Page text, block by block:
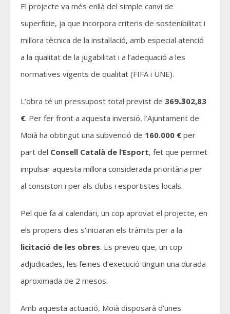
El projecte va més enllà del simple canvi de
superfície, ja que incorpora criteris de sostenibilitat i
millora tècnica de la instal·lació, amb especial atenció
a la qualitat de la jugabilitat i a l’adequació a les
normatives vigents de qualitat (FIFA i UNE).
L’obra té un pressupost total previst de 369.302,83
€. Per fer front a aquesta inversió, l’Ajuntament de
Moià ha obtingut una subvenció de 160.000 € per
part del Consell Català de l’Esport, fet que permet
impulsar aquesta millora considerada prioritària per
al consistori i per als clubs i esportistes locals.
Pel que fa al calendari, un cop aprovat el projecte, en
els propers dies s’iniciaran els tràmits per a la
licitació de les obres. Es preveu que, un cop
adjudicades, les feines d’execució tinguin una durada
aproximada de 2 mesos.
Amb aquesta actuació, Moià disposarà d’unes